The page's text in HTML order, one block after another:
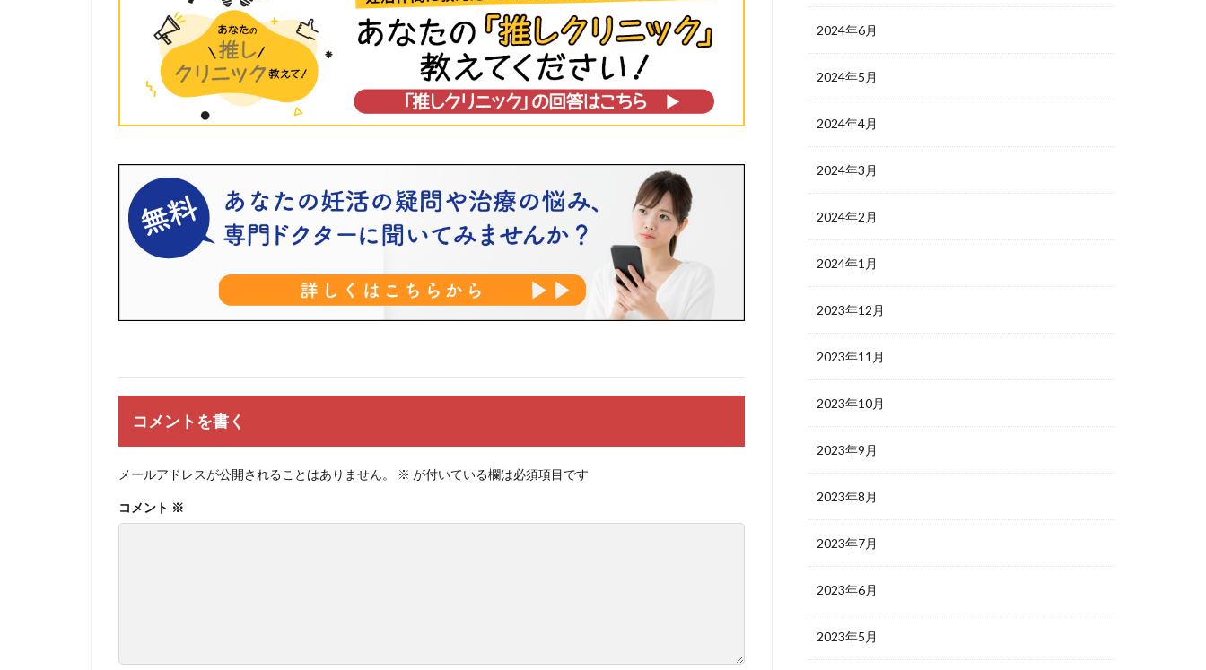
コメントを書く
メールアドレスが公開されることはありません。 ※ が付いている欄は必須項目です
コメント ※
2024年6月
2024年5月
2024年4月
2024年3月
2024年2月
2024年1月
2023年12月
2023年11月
2023年10月
2023年9月
2023年8月
2023年7月
2023年6月
2023年5月